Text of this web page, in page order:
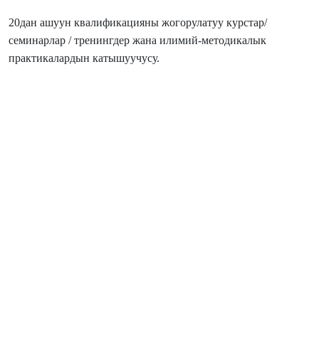
20дан ашуун квалификацияны жогорулатуу курстар/
семинарлар / тренингдер жана илимий-методикалык
практикалардын катышуучусу.